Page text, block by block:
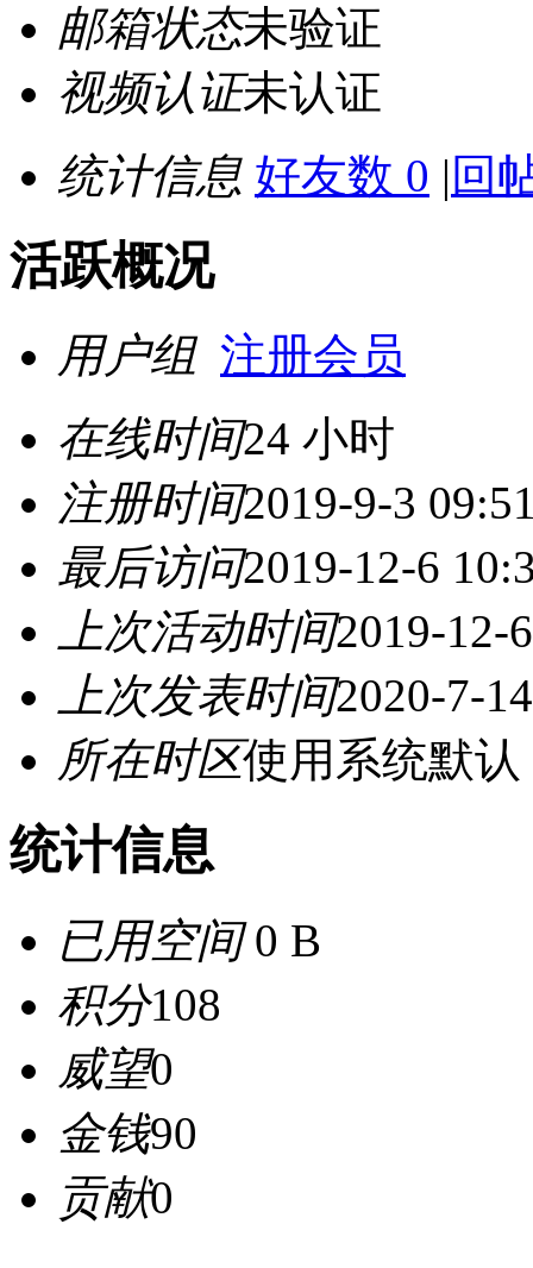
邮箱状态未验证
视频认证未认证
统计信息 好友数 0 | 回
活跃概况
用户组 注册会员
在线时间24 小时
注册时间2019-9-3
最后访问2019-12-6
上次活动时间2019-12-
上次发表时间2020-7-
所在时区使用系统默认
统计信息
已用空间0 B
积分108
威望0
金钱90
贡献0